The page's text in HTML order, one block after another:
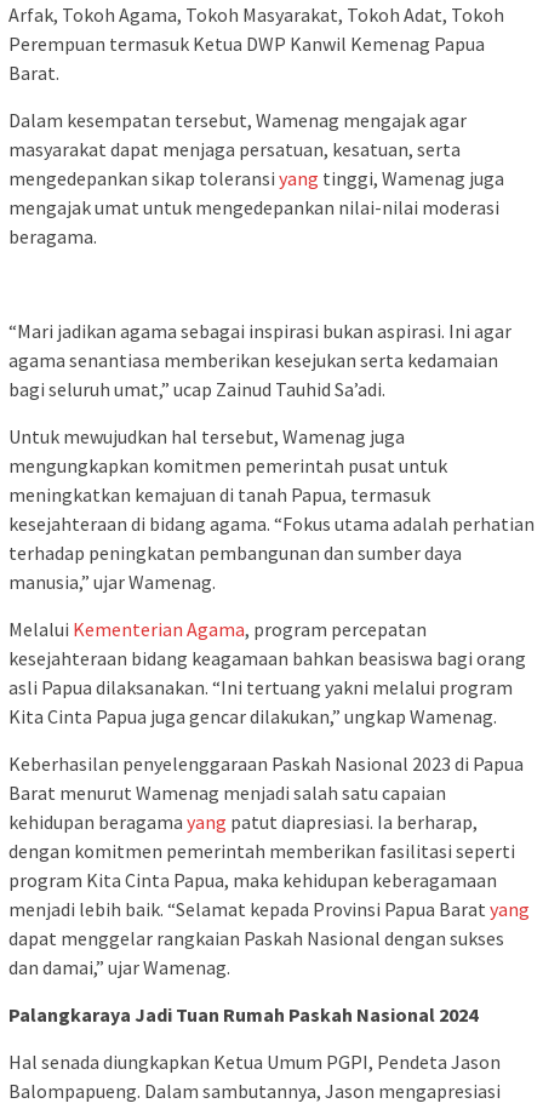
Arfak, Tokoh Agama, Tokoh Masyarakat, Tokoh Adat, Tokoh
Perempuan termasuk Ketua DWP Kanwil Kemenag Papua
Barat.
Dalam kesempatan tersebut, Wamenag mengajak agar
masyarakat dapat menjaga persatuan, kesatuan, serta
mengedepankan sikap toleransi yang tinggi, Wamenag juga
mengajak umat untuk mengedepankan nilai-nilai moderasi
beragama.
“Mari jadikan agama sebagai inspirasi bukan aspirasi. Ini agar
agama senantiasa memberikan kesejukan serta kedamaian
bagi seluruh umat,” ucap Zainud Tauhid Sa’adi.
Untuk mewujudkan hal tersebut, Wamenag juga
mengungkapkan komitmen pemerintah pusat untuk
meningkatkan kemajuan di tanah Papua, termasuk
kesejahteraan di bidang agama. “Fokus utama adalah perhatian
terhadap peningkatan pembangunan dan sumber daya
manusia,” ujar Wamenag.
Melalui Kementerian Agama, program percepatan
kesejahteraan bidang keagamaan bahkan beasiswa bagi orang
asli Papua dilaksanakan. “Ini tertuang yakni melalui program
Kita Cinta Papua juga gencar dilakukan,” ungkap Wamenag.
Keberhasilan penyelenggaraan Paskah Nasional 2023 di Papua
Barat menurut Wamenag menjadi salah satu capaian
kehidupan beragama yang patut diapresiasi. Ia berharap,
dengan komitmen pemerintah memberikan fasilitasi seperti
program Kita Cinta Papua, maka kehidupan keberagamaan
menjadi lebih baik. “Selamat kepada Provinsi Papua Barat yang
dapat menggelar rangkaian Paskah Nasional dengan sukses
dan damai,” ujar Wamenag.
Palangkaraya Jadi Tuan Rumah Paskah Nasional 2024
Hal senada diungkapkan Ketua Umum PGPI, Pendeta Jason
Balompapueng. Dalam sambutannya, Jason mengapresiasi